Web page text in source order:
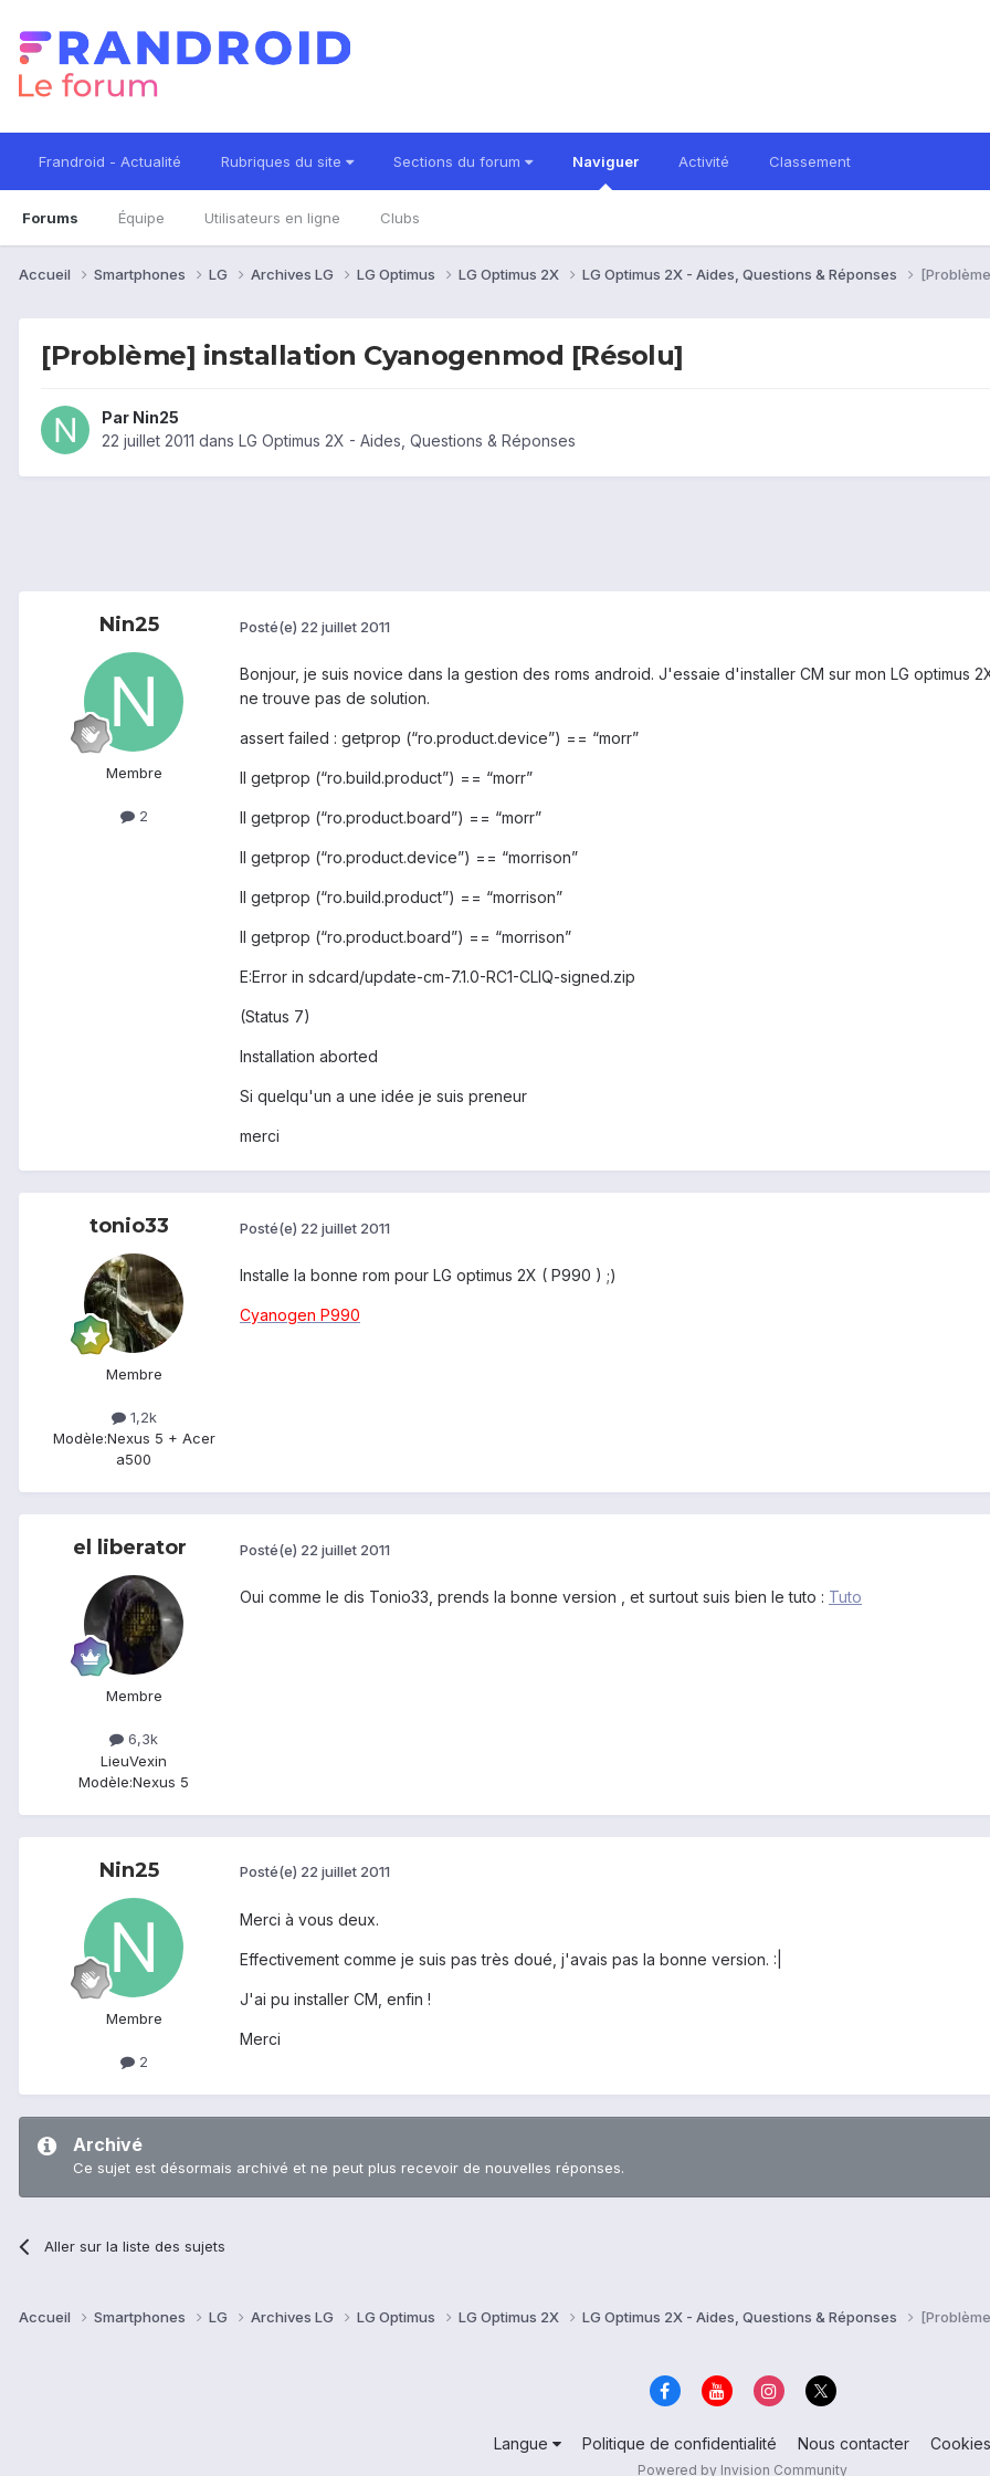
Frandroid - Actualité Rubriques du site Sections du forum Naviguer
Forums Équipe Utilisateurs en ligne Clubs
Activité Classement
Accueil Smartphones LG Archives LG LG Optimus LG Optimus 2X LG Optimus 2X - Aides, Questions & Réponses
[Problème] installation Cyanogenmod [Résolu]
Par Nin25
22 juillet 2011 dans LG Optimus 2X - Aides, Questions & Réponses
Nin25
Membre
2
Posté(e) 22 juillet 2011
Bonjour, je suis novice dans la gestion des roms android. J'essaie d'installer CM sur mon LG optimus
ne trouve pas de solution.
assert failed : getprop (“ro.product.device”) == “morr”
II getprop (“ro.build.product”) == “morr”
II getprop (“ro.product.board”) == “morr”
II getprop (“ro.product.device”) == “morrison”
II getprop (“ro.build.product”) == “morrison”
II getprop (“ro.product.board”) == “morrison”
E:Error in sdcard/update-cm-7.1.0-RC1-CLIQ-signed.zip
(Status 7)
Installation aborted
Si quelqu'un a une idée je suis preneur
merci
tonio33
Membre
1,2k
Modèle:Nexus 5 + Acer
a500
Posté(e) 22 juillet 2011
Installe la bonne rom pour LG optimus 2X ( P990 ) ;)
Cyanogen P990
el liberator
Membre
6,3k
LieuVexin
Modèle:Nexus 5
Posté(e) 22 juillet 2011
Oui comme le dis Tonio33, prends la bonne version , et surtout suis bien le tuto : Tuto
Nin25
Membre
2
Posté(e) 22 juillet 2011
Merci à vous deux.
Effectivement comme je suis pas très doué, j'avais pas la bonne version. :|
J'ai pu installer CM, enfin !
Merci
Archivé
Ce sujet est désormais archivé et ne peut plus recevoir de nouvelles réponses.
Aller sur la liste des sujets
Accueil Smartphones LG Archives LG LG Optimus LG Optimus 2X LG Optimus 2X - Aides, Questions & Réponses
Langue Politique de confidentialité Nous contacter Cookies
Powered by Invision Community